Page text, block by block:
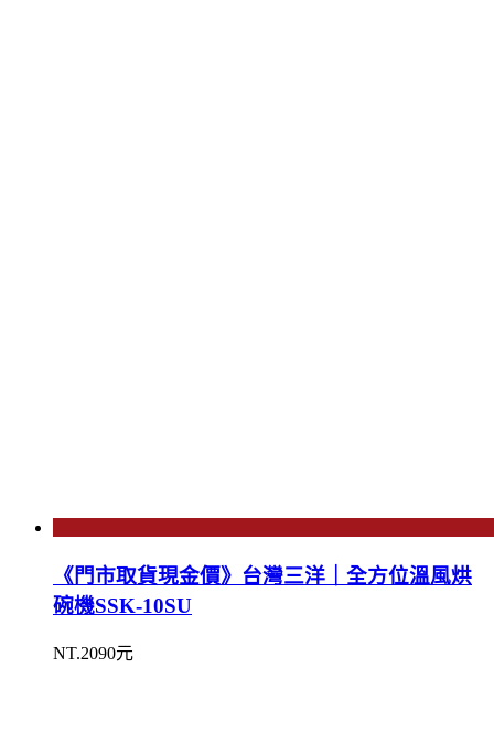
《門市取貨現金價》台灣三洋｜全方位溫風烘
碗機SSK-10SU
NT.2090元